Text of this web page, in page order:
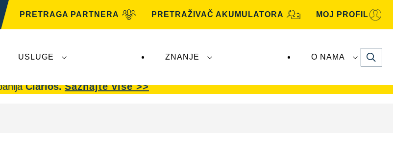
PRETRAGA PARTNERA PRETRAŽIVAČ AKUMULATORA MOJ PROFIL
USLUGE ZNANJE O NAMA Search
Clarios.Saznajte više >>